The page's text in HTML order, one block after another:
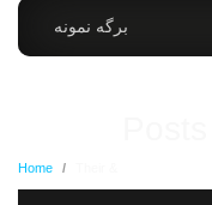
برگه نمونه
Home